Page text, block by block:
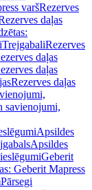
varšRezerves
daļas
TrejgabaliRezerves
daļas
daļas
Rezerves daļas
savienojumi,
Apsildes
Apsildes
Geberit
Geberit Mapress
Pārsegi